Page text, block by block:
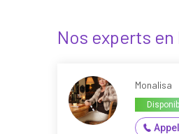
Nos experts
Monalisa